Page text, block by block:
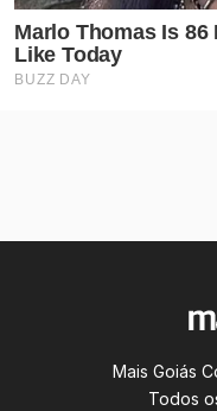
Mais Goiás
Todos